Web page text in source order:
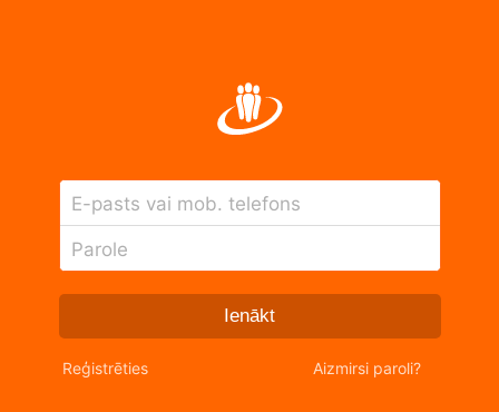
E-pasts vai mob. telefons
Parole
Ienākt
Reģistrēties Aizmirsi paroli?